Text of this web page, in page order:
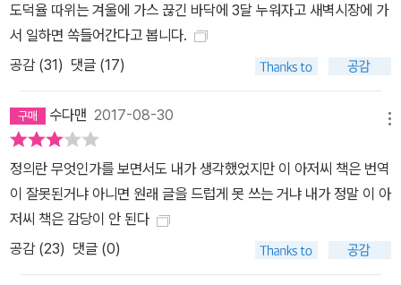
과 정의’를 통해 국내 지식인과 오피니언 리더들에게도 시장지상주의
15년간 철저히 준비하고 고민하여 완성한 역작이다. 이 책에서 다루
통한 시장만능주의의 자화상이다. 샌델은 시장의 무한한 확장에 속절
없이 당할 것이 아니라 공적 토론을 통해 이 문제를 깊이 고민하고 해
결책을 모색해야 한다고 역설한다. 샌델 특유의 문답식 토론과 도발
적인 문제 제기, 그리고 치밀한 논리로 일상과 닿아 있는 생생한 사례
들을 파헤치며 시장을 둘러싼 흥미진진한 철학 논쟁으로 우리를 안내
한다. 도덕을 밀어내는 시장, 모든 것을 사고파는 사회를 해부한다 샌
델은 최근 수십 년 동안 우리도 인식하지 못하는 사이에 이 사회가 시
도덕율 따위는 겨울에 가스 끊긴 바닥에 3달 누워자고 새벽시장에 가
서 일하면 쏙들어간다고 봅니다.
공감 (31) 댓글 (17)
수다맨 2017-08-30
정의란 무엇인가를 보면서도 내가 생각했었지만 이 아저씨 책은 번역
이 잘못된거냐 아니면 원래 글을 드럽게 못 쓰는 거냐 내가 정말 이 아
저씨 책은 감당이 안 된다
공감 (23) 댓글 (0)